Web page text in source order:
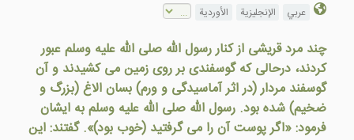
عربي الإنجليزية الأوردية
چند مرد قریشی از کنار رسول الله صلی الله علیه وسلم عبور
کردند، درحالی که گوسفندی بر روی زمین می کشیدند و آن
گوسفند مردار (در اثر آماسيدگی و ورم) بسان الاغ (بزرگ و
ضخیم) شده بود. رسول الله صلی الله علیه وسلم به ایشان
فرمود: «اگر پوست آن را می گرفتيد (خوب بود)». گفتند: اين